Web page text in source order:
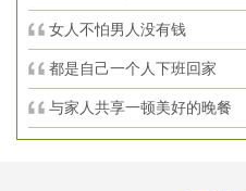
女人不怕男人没有钱
都是自己一个人下班回家
与家人共享一顿美好的晚餐